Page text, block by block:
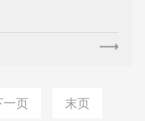
一页 末页